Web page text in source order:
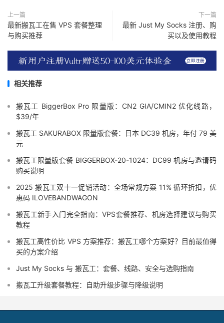
上一篇
最新搬瓦工在售 VPS 套餐整理
与购买推荐
下一篇
最新 Just My Socks 注册、购
买以及使用教程
相关推荐
搬瓦工 BiggerBox Pro 限量版：CN2 GIA/CMIN2 优化线路，
$39/年
搬瓦工 SAKURABOX 限量版套餐：日本 DC39 机房，年付 79 美
元
搬瓦工限量版套餐 BIGGERBOX-20-1024：DC99 机房与邀请码
购买说明
2025 搬瓦工双十一促销活动：全场常规方案 11% 循环折扣，优
惠码 ILOVEBANDWAGON
搬瓦工新手入门完全指南：VPS套餐推荐、机房选择建议与购买
教程
搬瓦工高性价比 VPS 方案推荐：搬瓦工哪个方案好？目前最值得
买的方案介绍
Just My Socks 与 搬瓦工：套餐、线路、安全与选购指南
搬瓦工升级套餐教程：自助升级步骤与降级说明